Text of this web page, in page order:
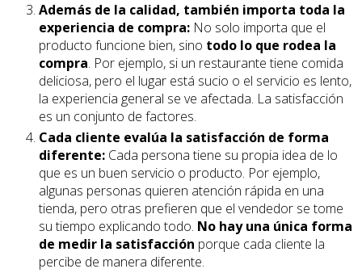
Además de la calidad, también importa toda la
experiencia de compra: No solo importa que el
producto funcione bien, sino todo lo que rodea la
compra. Por ejemplo, si un restaurante tiene comida
deliciosa, pero el lugar está sucio o el servicio es lento,
la experiencia general se ve afectada. La satisfacción
es un conjunto de factores.
Cada cliente evalúa la satisfacción de forma
diferente: Cada persona tiene su propia idea de lo
que es un buen servicio o producto. Por ejemplo,
algunas personas quieren atención rápida en una
tienda, pero otras prefieren que el vendedor se tome
su tiempo explicando todo. No hay una única forma
de medir la satisfacción porque cada cliente la
percibe de manera diferente.